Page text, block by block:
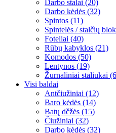
Darbo stalai (20)
Darbo kėdės (32)
Spintos (11)
Spintelės / stalčių
Foteliai (40)
Rūbų kabyklos (21)
Komodos (50)
Lentynos (19)
Žurnaliniai staliukai
Visi baldai
Antčiužiniai (12)
Baro kėdės (14)
Batų dčžės (15)
Čiužiniai (32)
Darbo kėdės (32)